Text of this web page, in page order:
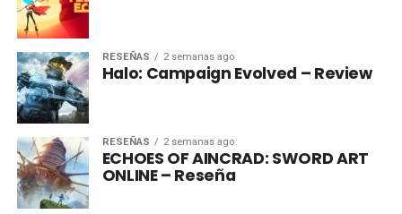
RESEÑAS 2 semanas ago
Halo: Campaign Evolved – Review
RESEÑAS 2 semanas ago
ECHOES OF AINCRAD: SWORD ART
ONLINE – Reseña